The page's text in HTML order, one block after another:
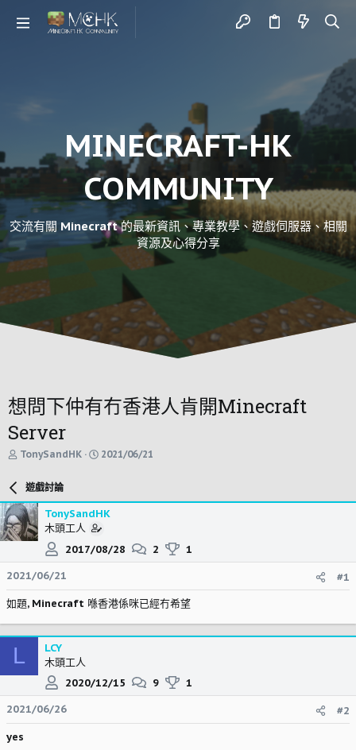
MINECRAFT-HK
COMMUNITY
交流有關 Minecraft 的最新資訊、專業教學、遊戲伺服器、相關
資源及心得分享
想問下仲有冇香港人肯開Minecraft
Server
主
發
起
人
TonySandHK
開
2021/06/21
遊戲討論
TonySandHK
木頭工人
2017/08/28
2
1
2021/06/21
#1
如題, Minecraft 喺香港係咪已經冇希望
L
LCY
木頭工人
2020/12/15
9
1
2021/06/26
#2
yes